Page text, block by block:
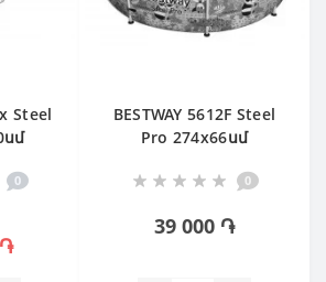
Steel
0
BESTWAY 5612F Steel
Pro 274х66սմ
0
39 000 ֏